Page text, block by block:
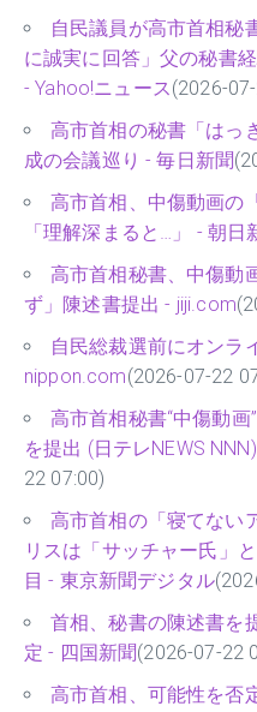
自民議員が高市首相秘
に誠実に回答」父の秘書
- Yahoo!ニュース(2026-
高市首相の秘書「はっ
成の会議巡り - 毎日新聞
高市首相、中傷動画の
「理解深まると…」 - 朝日
高市首相秘書、中傷動
ず」陳述書提出 - jiji.com
自民総裁選前にオンラ
nippon.com(2026-07-22
高市首相秘書“中傷動
を提出 (日テレNEWS
22 07:00)
高市首相の「寝てない
リスは「サッチャー氏」
目 - 東京新聞デジタル
首相、秘書の陳述書を
定 - 四国新聞(2026-07-22
高市首相、可能性を否